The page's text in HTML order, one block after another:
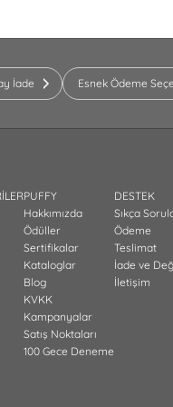
İade Esnek Ödeme
PUFFY
Hakkımızda
Ödüller
Sertifikalar
Kataloglar
Blog
KVKK
Kampanyalar
Satış Noktaları
100 Gece Deneme
DESTEK
Sıkça
Ödeme
Teslimat
İade ve
İletişim